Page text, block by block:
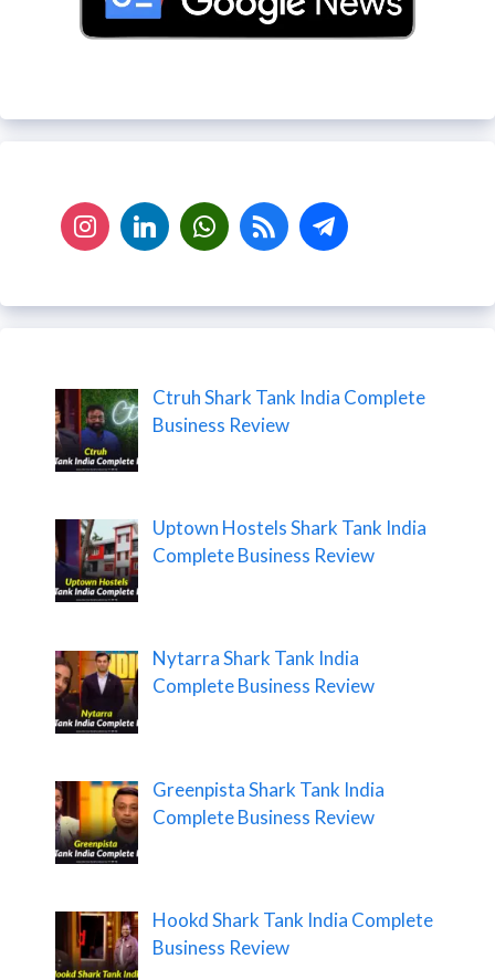
Ctruh Shark Tank India Complete
Business Review
Uptown Hostels Shark Tank India
Complete Business Review
Nytarra Shark Tank India
Complete Business Review
Greenpista Shark Tank India
Complete Business Review
Hookd Shark Tank India Complete
Business Review